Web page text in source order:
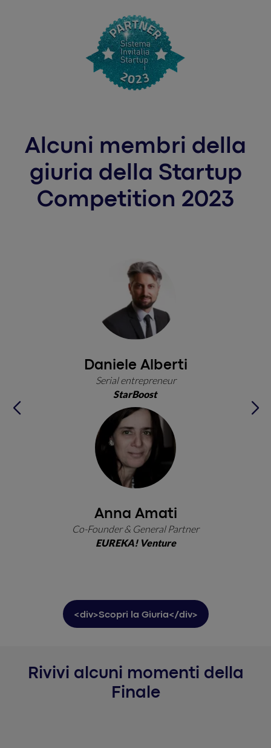
Alcuni membri della
giuria della Startup
Competition 2023
Daniele Alberti
Serialentrepreneur
StarBoost
Anna Amati
Co-Founder & General Partner
EUREKA! Venture
<div>Scopri la Giuria</div>
Rivivi alcuni momenti della
Finale